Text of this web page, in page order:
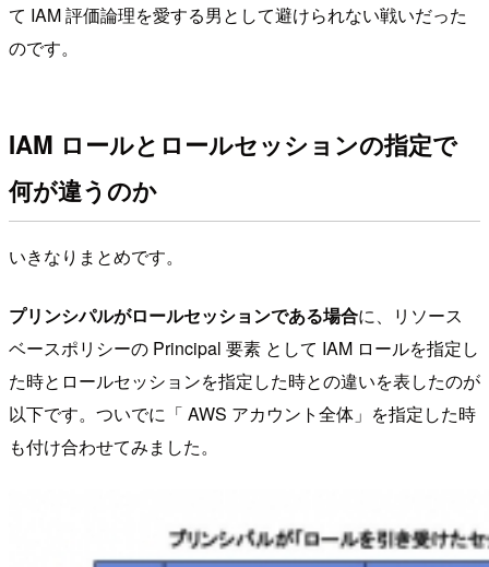
て IAM 評価論理を愛する男として避けられない戦いだった
のです。
IAM ロールとロールセッションの指定で
何が違うのか
いきなりまとめです。
プリンシパルがロールセッションである場合に、リソース
ベースポリシーの Principal 要素 として IAM ロールを指定し
た時とロールセッションを指定した時との違いを表したのが
以下です。ついでに「 AWS アカウント全体」を指定した時
も付け合わせてみました。